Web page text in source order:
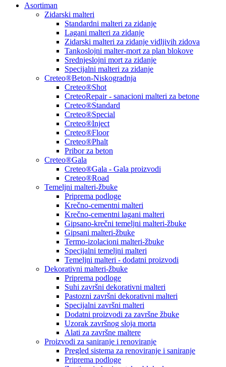
Asortiman
Zidarski malteri
Standardni malteri za zidanje
Lagani malteri za zidanje
Zidarski malteri za zidanje vidljivih zidova
Tankoslojni malter-mort za plan blokove
Srednjeslojni mort za zidanje
Specijalni malteri za zidanje
Creteo®Beton-Niskogradnja
Creteo®Shot
CreteoRepair - sanacioni malteri za betone
Creteo®Standard
Creteo®Special
Creteo®Inject
Creteo®Floor
Creteo®Phalt
Pribor za beton
Creteo®Gala
Creteo®Gala - Gala proizvodi
Creteo®Road
Temeljni malteri-žbuke
Priprema podloge
Krečno-cementni malteri
Krečno-cementni lagani malteri
Gipsano-krečni temeljni malteri-žbuke
Gipsani malteri-žbuke
Termo-izolacioni malteri-žbuke
Specijalni temeljni malteri
Temeljni malteri - dodatni proizvodi
Dekorativni malteri-žbuke
Priprema podloge
Suhi završni dekorativni malteri
Pastozni završni dekorativni malteri
Specijalni završni malteri
Dodatni proizvodi za završne žbuke
Uzorak završnog sloja morta
Alati za završne maltere
Proizvodi za saniranje i renoviranje
Pregled sistema za renoviranje i saniranje
Priprema podloge